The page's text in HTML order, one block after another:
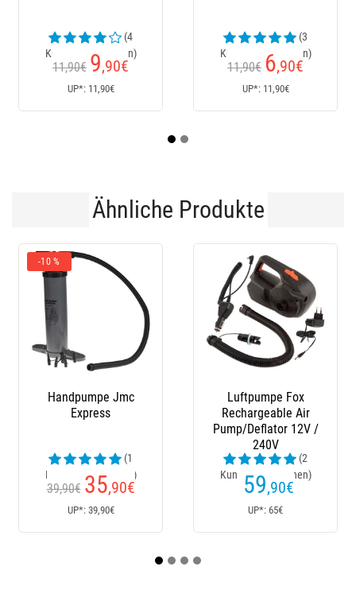
(4
Kundenrezensionen)
11,90€ 9,90 €
UP*: 11,90€
(3
Kundenrezensionen)
11,90€ 6,90 €
UP*: 11,90€
Ähnliche Produkte
Handpumpe Jmc
Express
(1
Kundenrezensionen)
39,90€ 35,90€
UP*: 39,90€
Luftpumpe Fox
Rechargeable Air
Pump/Deflator 12V /
(2
Kundenrezensionen)
59 ,90€
UP*: 65€